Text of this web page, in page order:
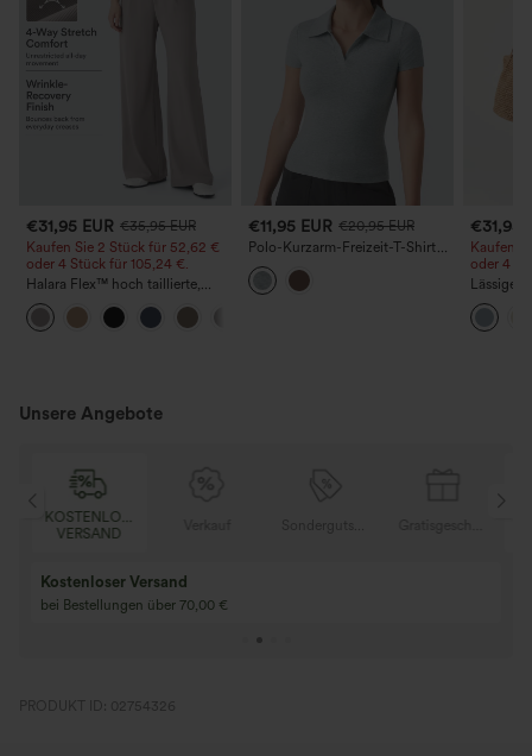
€31,95 EUR €35,95 EUR
Kaufen Sie 2 Stück für 52,62 €
oder 4 Stück für 105,24 €.
Halara Flex™ hoch taillierte,
figurformende Arbeitshose, die
die Taille schmaler wirken lässt,
mit Taschen, weitem Bein und
€11,95 EUR €20,95 EUR
Polo-Kurzarm-Freizeit-T-Shirt
aus Baumwolle
€31,95
Kaufen
oder 4
Lässiger
Taille
Unsere Angebote
Verkauf
Kaufe 3 und erhalte 1 gratis
Kaufen Sie 4 für 3, kaufen Sie 8 für 6
PRODUKT ID: 02754326